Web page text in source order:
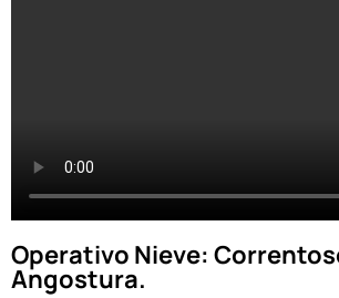
Operativo Nieve:
Angostura.